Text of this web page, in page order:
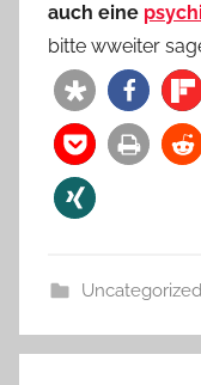
auch eine
bitte wweiter
Uncategorized